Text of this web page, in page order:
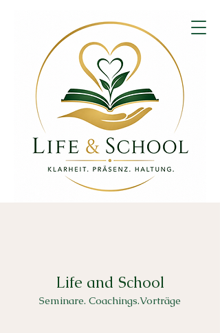
Life and School
Seminare. Coachings.Vorträge